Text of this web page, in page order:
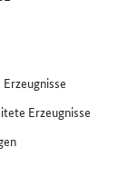
Erzeugnisse